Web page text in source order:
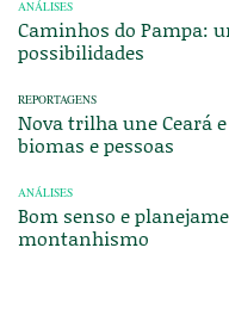
ANÁLISES
Caminhos do Pampa:
possibilidades
REPORTAGENS
Nova trilha une Ceará
biomas e pessoas
ANÁLISES
Bom senso e
montanhismo